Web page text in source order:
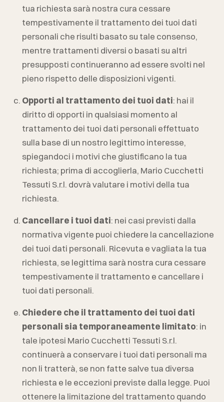
tua richiesta sarà nostra cura cessare
tempestivamente il trattamento dei tuoi dati
personali che risulti basato su tale consenso,
mentre trattamenti diversi o basati su altri
presupposti continueranno ad essere svolti nel
pieno rispetto delle disposizioni vigenti.
Opporti al trattamento dei tuoi dati: hai il
diritto di opporti in qualsiasi momento al
trattamento dei tuoi dati personali effettuato
sulla base di un nostro legittimo interesse,
spiegandoci i motivi che giustificano la tua
richiesta; prima di accoglierla, Mario Cucchetti
Tessuti S.r.l. dovrà valutare i motivi della tua
richiesta.
Cancellare i tuoi dati: nei casi previsti dalla
normativa vigente puoi chiedere la cancellazione
dei tuoi dati personali. Ricevuta e vagliata la tua
richiesta, se legittima sarà nostra cura cessare
tempestivamente il trattamento e cancellare i
tuoi dati personali.
Chiedere che il trattamento dei tuoi dati
personali sia temporaneamente limitato: in
tale ipotesi Mario Cucchetti Tessuti S.r.l.
continuerà a conservare i tuoi dati personali ma
non li tratterà, se non fatte salve tua diversa
richiesta e le eccezioni previste dalla legge. Puoi
ottenere la limitazione del trattamento quando